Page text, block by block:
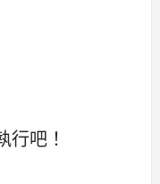
行吧！